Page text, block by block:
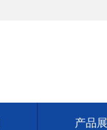
产品